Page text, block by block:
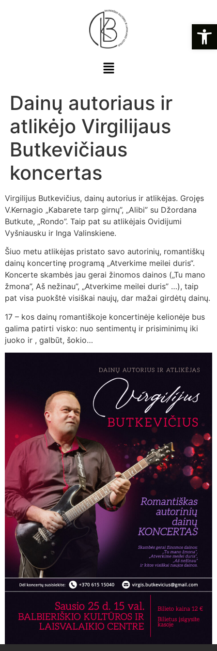
Dainų autoriaus ir
atlikėjo Virgilijaus
Butkevičiaus
koncertas
Virgilijus Butkevičius, dainų autorius ir atlikėjas. Grojęs
V.Kernagio „Kabarete tarp girnų”, „Alibi” su Džordana
Butkute, „Rondo”. Taip pat su atlikėjais Ovidijumi
Vyšniausku ir Inga Valinskiene.
Šiuo metu atlikėjas pristato savo autorinių, romantiškų
dainų koncertinę programą „Atverkime meilei duris“.
Koncerte skambės jau gerai žinomos dainos („Tu mano
žmona”, Aš nežinau”, „Atverkime meilei duris” …), taip
pat visa puokštė visiškai naujų, dar mažai girdėtų dainų.
17 – kos dainų romantiškoje koncertinėje kelionėje bus
galima patirti visko: nuo sentimentų ir prisiminimų iki
juoko ir , galbūt, šokio…